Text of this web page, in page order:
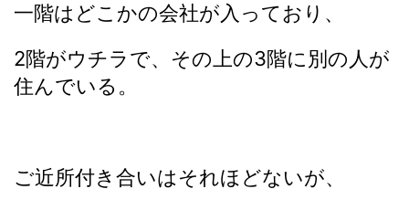
一階はどこかの会社が入っており、
2階がウチラで、その上の3階に別の人が
住んでいる。
ご近所付き合いはそれほどないが、